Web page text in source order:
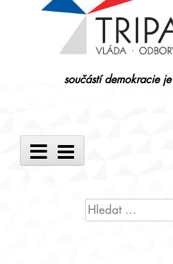
součástí demokracie
Main
Menu
VYHLEDÁVÁNÍ